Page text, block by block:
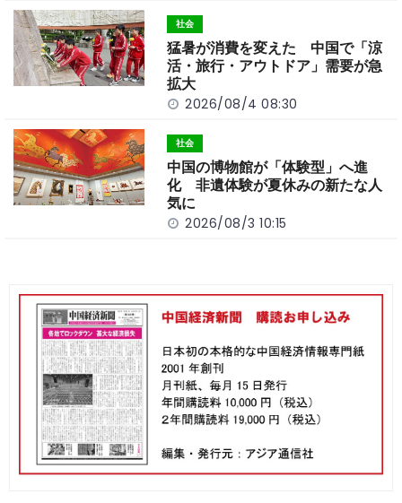
社会
猛暑が消費を変えた 中国で「涼
活・旅行・アウトドア」需要が急
拡大
2026/08/4 08:30
社会
中国の博物館が「体験型」へ進
化 非遺体験が夏休みの新たな人
気に
2026/08/3 10:15